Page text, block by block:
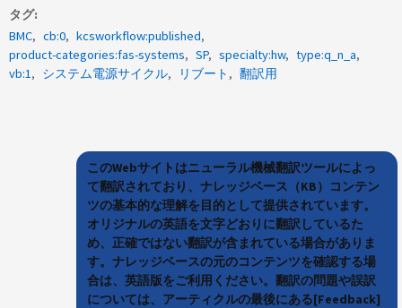
タグ
BMC
cb:0
kcsworkflow:published
product-categories:fas-systems
SP specialty:hw
type:q_n_a
vb:1
システム電源サイクル リブート 翻訳用
このWebサイトはニューラル機械翻訳ツールによっ
て翻訳されており、ナレッジベース（KB）コンテン
ツの基本的な理解を目的として提供されています。
オリジナルの英語を文字どおりに翻訳しているた
め、正確ではない翻訳が含まれている場合がありま
す。ナレッジベースの元のコンテンツを確認する場
合は、英語版をご利用ください。翻訳の問題や誤訳
については、アーティクルの最後にある[Feedback]